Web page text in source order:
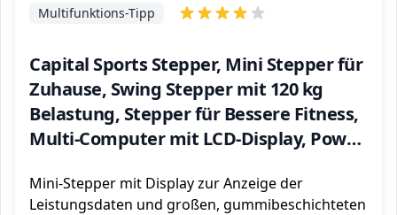
Capital Sports Stepper, Mini Stepper für
Zuhause, Swing Stepper mit 120 kg
Belastung, Stepper für Bessere Fitness,
Multi-Computer mit LCD-Display, Power
Dämpfungssystem, Orange
Multifunktions-Tipp
Mini-Stepper mit Display zur Anzeige der
Leistungsdaten und großen, gummibeschichteten